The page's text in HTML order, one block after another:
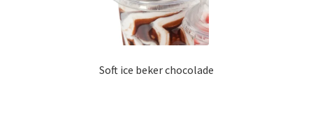
Soft ice beker chocolade